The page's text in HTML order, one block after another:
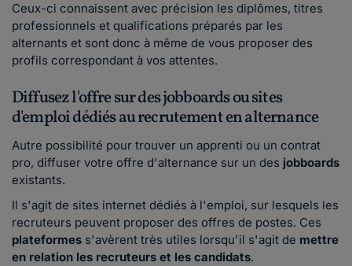
Ceux-ci connaissent avec précision les diplômes, titres
professionnels et qualifications préparés par les
alternants et sont donc à même de vous proposer des
profils correspondant à vos attentes.
Diffusez l'offre sur des jobboards ou sites
d'emploi dédiés au recrutement en alternance
Autre possibilité pour trouver un apprenti ou un contrat
pro, diffuser votre offre d'alternance sur un des jobboards
existants.
Il s'agit de sites internet dédiés à l'emploi, sur lesquels les
recruteurs peuvent proposer des offres de postes. Ces
plateformes s'avèrent très utiles lorsqu'il s'agit de mettre
en relation les recruteurs et les candidats.